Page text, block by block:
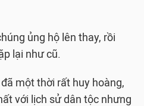
ủng hộ lên thay, rồi
lại như cũ.
một thời rất huy hoàng,
với lịch sử dân tộc nhưng